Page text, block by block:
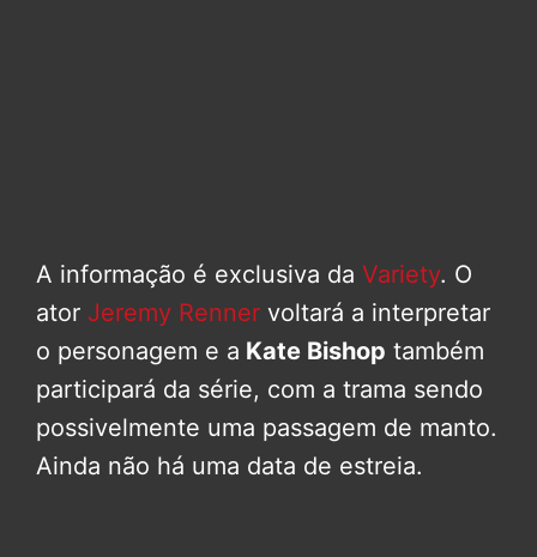
A informação é exclusiva da Variety. O
ator Jeremy Renner voltará a interpretar
o personagem e a Kate Bishop também
participará da série, com a trama sendo
possivelmente uma passagem de manto.
Ainda não há uma data de estreia.